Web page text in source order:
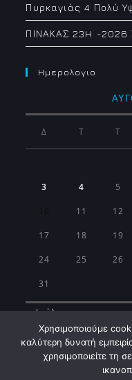
Πυρκαγιάς 4 Πολύ
ΠΙΝΑΚΑΣ 23H -2026
Ημερολογιο
Δ Τ Τ
3 4 5
11 12
17 18 19
24 25 26
31
« Ιούλ
Χρησιμοποιούμε
καλύτερη δυνατή
χρησιμοποιείτε τη